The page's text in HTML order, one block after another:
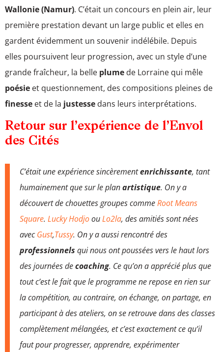
Wallonie (Namur). C’était un concours en plein air, leur
première prestation devant un large public et elles en
gardent évidemment un souvenir indélébile. Depuis
elles poursuivent leur progression, avec un style d’une
grande fraîcheur, la belle plume de Lorraine qui mêle
poésie et questionnement, des compositions pleines de
finesse et de la justesse dans leurs interprétations.
Retour sur l’expérience de l’Envol
des Cités
C’était une expérience sincèrementenrichissante, tant
humainement que sur le planartistique. On y a
découvert de chouettes groupes commeRoot Means
Square. Lucky HodjoouLo2la, des amitiés sont nées
avecGust,Tussy. On y a aussi rencontré des
professionnels qui nous ont poussées vers le haut lors
des journées decoaching. Ce qu’on a apprécié plus que
tout c’est le fait que le programme ne repose en rien sur
la compétition, au contraire, on échange, on partage, en
participant à des ateliers, on se retrouve dans des classes
complètement mélangées, et c’est exactement ce qu’il
faut pour progresser, apprendre, expérimenter